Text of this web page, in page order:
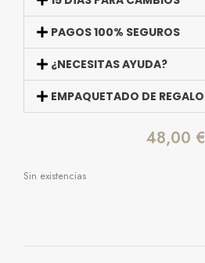
PAGOS 100% SEGUROS
¿NECESITAS AYUDA?
EMPAQUETADO DE REGALO
48,00 €
Sin existencias